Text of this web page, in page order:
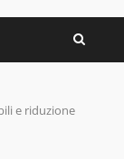
e riduzione